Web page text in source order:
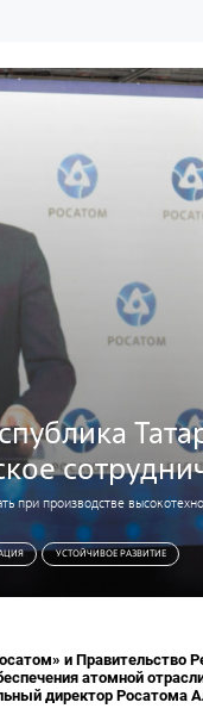
при производстве
УСТОЙЧИВОЕ РАЗВИТИЕ
и Правительство
атомной
директор Росатома